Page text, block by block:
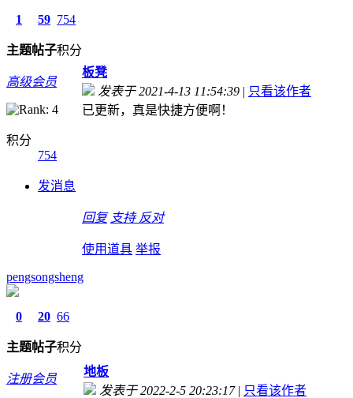
1
主题
59
帖子
754
积分
高级会员
积分
754
发消息
板凳
发表于 2021-4-13 11:54:39 | 只看该作者
已更新，真是快捷方便啊！
回复 支持 反对
使用道具 举报
pengsongsheng
0
主题
20
帖子
66
积分
注册会员
地板
发表于 2022-2-5 20:23:17 | 只看该作者